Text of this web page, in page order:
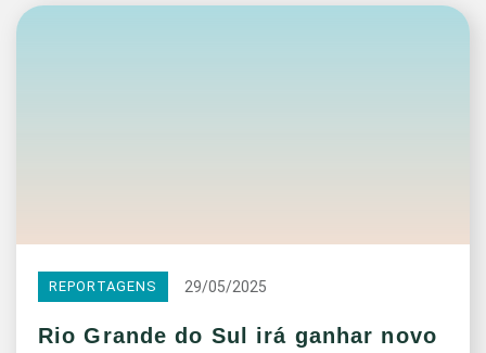
REPORTAGENS 29/05/2025
Rio Grande do Sul irá ganhar novo